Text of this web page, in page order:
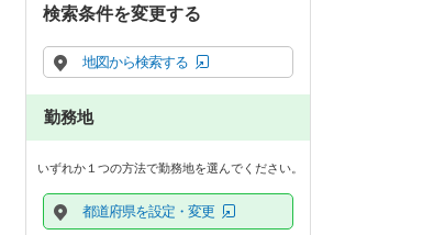
検索条件を変更する
地図から検索する
勤務地
いずれか１つの方法で勤務地を選んでください。
都道府県を設定・変更